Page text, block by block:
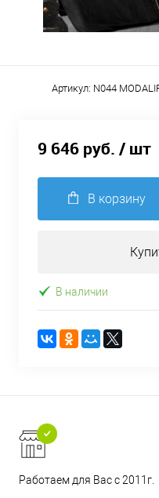
Артикул: N044
9 646 руб. / шт
В корзину
В наличии
Работаем для Вас с 2011г.